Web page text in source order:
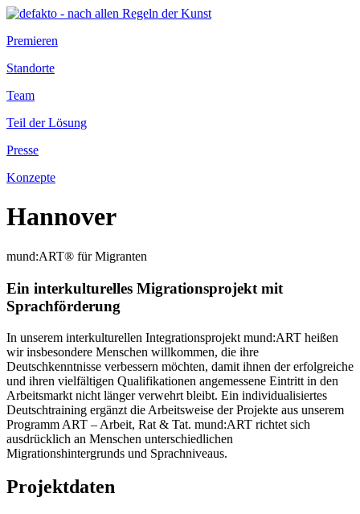
Premieren
Standorte
Team
Teil der Lösung
Presse
Konzepte
Hannover
mund:ART® für Migranten
Ein interkulturelles Migrationsprojekt mit
Sprachförderung
In unserem interkulturellen Integrationsprojekt mund:ART heißen
wir insbesondere Menschen willkommen, die ihre
Deutschkenntnisse verbessern möchten, damit ihnen der erfolgreiche
und ihren vielfältigen Qualifikationen angemessene Eintritt in den
Arbeitsmarkt nicht länger verwehrt bleibt. Ein individualisiertes
Deutschtraining ergänzt die Arbeitsweise der Projekte aus unserem
Programm ART – Arbeit, Rat & Tat. mund:ART richtet sich
ausdrücklich an Menschen unterschiedlichen
Migrationshintergrunds und Sprachniveaus.
Projektdaten